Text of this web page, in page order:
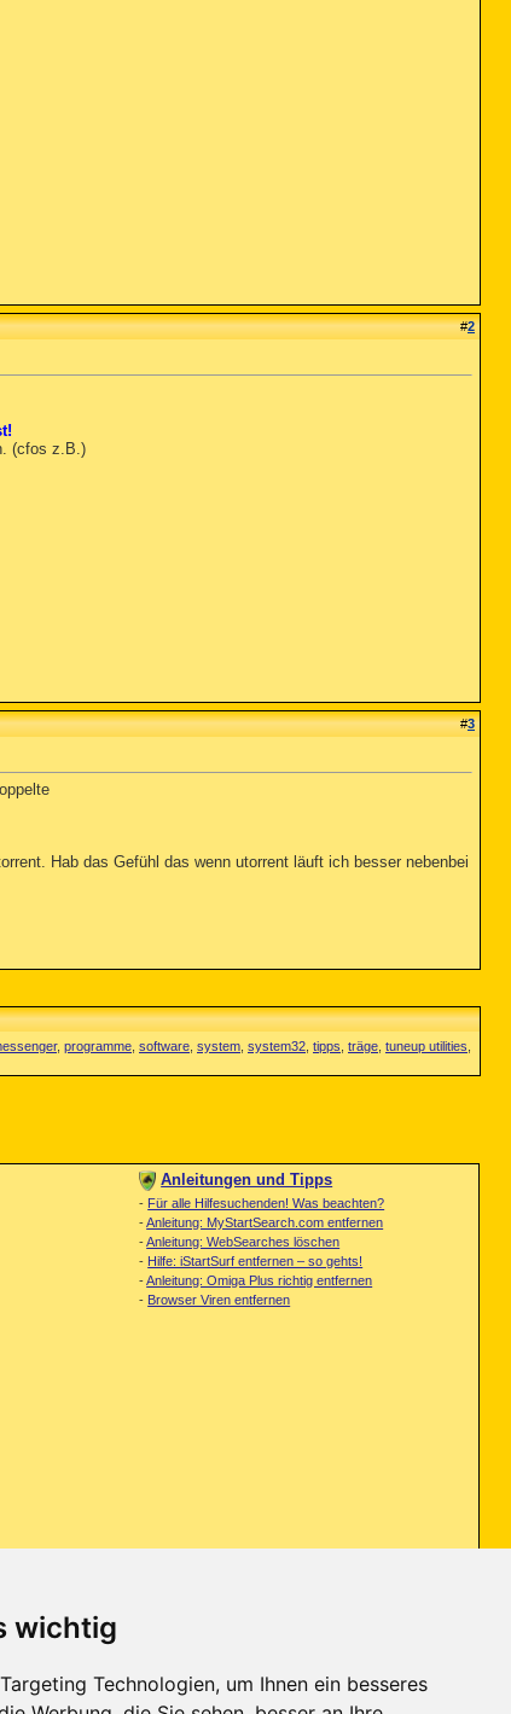
wichtig
Technologien, um Ihnen ein besseres
#2
(cfos z.B.)
#3
Hab das Gefühl das wenn utorrent läuft ich besser nebenbei
, programme software system system32 tipps träge tuneup utilities
Anleitungen und Tipps
- Für alle Hilfesuchenden! Was beachten?
-Anleitung: MyStartSearch.com entfernen
-Anleitung: WebSearches löschen
- Hilfe: iStartSurf entfernen – so gehts!
-Anleitung: Omiga Plus richtig entfernen
- Browser Viren entfernen
sagen was es zu ändern gäbe oder was überflüssig ist usw.